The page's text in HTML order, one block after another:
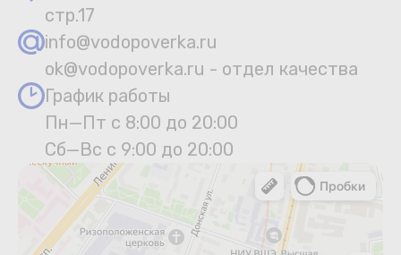
стр.17
info@vodopoverka.ru
ok@vodopoverka.ru - отдел качества
График работы
Пн—Пт с 8:00 до 20:00
Сб—Вс с 9:00 до 20:00